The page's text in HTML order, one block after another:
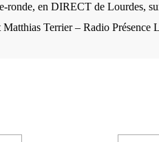
ronde, en DIRECT de Lourdes,
Terrier – Radio Présence